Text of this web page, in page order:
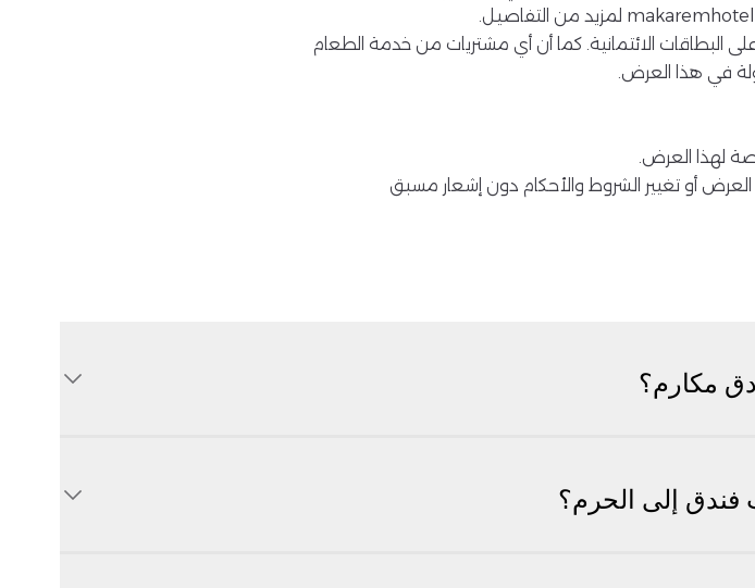
البطاقات الائتمانية. كما أن أي مشتريات من خدمة الطعام
في هذا العرض.
لهذا العرض.
أو تغيير الشروط والأحكام دون إشعار مسبق
مكارم؟
فندق إلى الحرم؟